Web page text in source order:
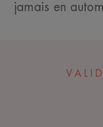
jamais en